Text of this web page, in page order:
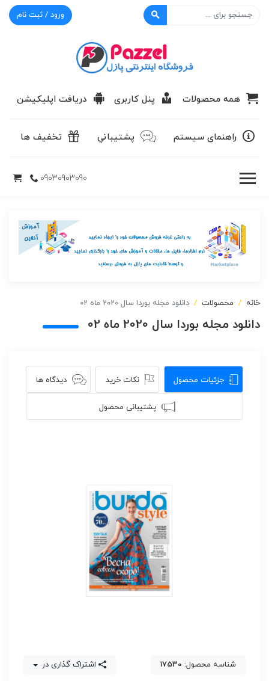
ورود / ثبت نام
همه محصولات پنل کاربری دریافت اپلیکیشن
راهنمای سیستم پشتيباني تخفیف ها
09030903090
خانه محصولات دانلود مجله بوردا سال 2020 ماه 02
دانلود مجله بوردا سال 2020 ماه 02
جزئیات محصول نکات خرید دیدگاه ها
پشتیبانی محصول
شناسه محصول: 17530 اشتراک گذاری در